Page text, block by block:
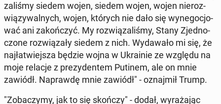
za­li­śmy siedem wojen, siedem wojen, wojen nie­roz­
wią­zy­wal­nych, wojen, których nie dało się wy­ne­go­cjo­
wać ani za­koń­czyć. My roz­wią­za­li­śmy, Stany Zjed­no­
czo­ne roz­wią­za­ły siedem z nich. Wy­da­wa­ło mi się, że
naj­ła­twiej­sza będzie wojna w Ukra­inie ze względu na
moje relacje z pre­zy­den­tem Putinem, ale on mnie
zawiódł. Na­praw­dę mnie zawiódł" - oznaj­mił Trump.
"Zo­ba­czy­my, jak to się skończy" - dodał, wy­ra­ża­jąc